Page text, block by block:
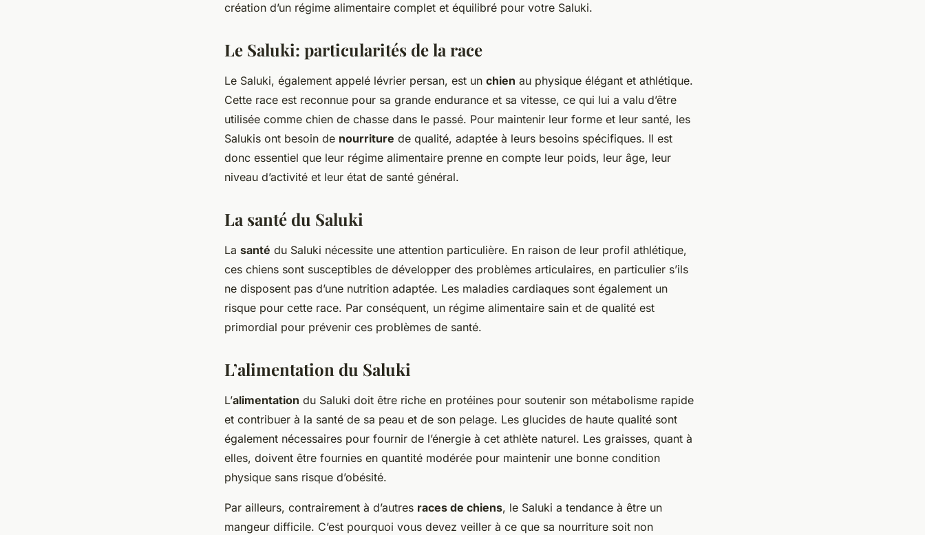
création d’un régime alimentaire complet et équilibré pour votre Saluki.
Le Saluki: particularités de la race
Le Saluki, également appelé lévrier persan, est un chien au physique élégant et athlétique.
Cette race est reconnue pour sa grande endurance et sa vitesse, ce qui lui a valu d’être
utilisée comme chien de chasse dans le passé. Pour maintenir leur forme et leur santé, les
Salukis ont besoin de nourriture de qualité, adaptée à leurs besoins spécifiques. Il est
donc essentiel que leur régime alimentaire prenne en compte leur poids, leur âge, leur
niveau d’activité et leur état de santé général.
La santé du Saluki
La santé du Saluki nécessite une attention particulière. En raison de leur profil athlétique,
ces chiens sont susceptibles de développer des problèmes articulaires, en particulier s’ils
ne disposent pas d’une nutrition adaptée. Les maladies cardiaques sont également un
risque pour cette race. Par conséquent, un régime alimentaire sain et de qualité est
primordial pour prévenir ces problèmes de santé.
L’alimentation du Saluki
L’alimentation du Saluki doit être riche en protéines pour soutenir son métabolisme rapide
et contribuer à la santé de sa peau et de son pelage. Les glucides de haute qualité sont
également nécessaires pour fournir de l’énergie à cet athlète naturel. Les graisses, quant à
elles, doivent être fournies en quantité modérée pour maintenir une bonne condition
physique sans risque d’obésité.
Par ailleurs, contrairement à d’autres races de chiens, le Saluki a tendance à être un
mangeur difficile. C’est pourquoi vous devez veiller à ce que sa nourriture soit non